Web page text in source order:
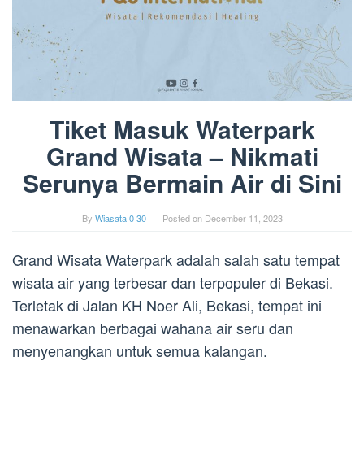
Tiket Masuk Waterpark
Grand Wisata – Nikmati
Serunya Bermain Air di Sini
By Wiasata 0 30 Posted on December 11, 2023
Grand Wisata Waterpark adalah salah satu tempat
wisata air yang terbesar dan terpopuler di Bekasi.
Terletak di Jalan KH Noer Ali, Bekasi, tempat ini
menawarkan berbagai wahana air seru dan
menyenangkan untuk semua kalangan.